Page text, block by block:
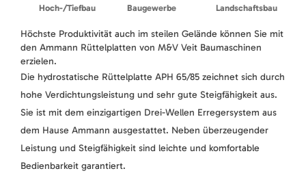
Hoch-/Tiefbau Baugewerbe Landschaftsbau
Höchste Produktivität auch im steilen Gelände können Sie mit
den Ammann Rüttelplatten von M&V Veit Baumaschinen
erzielen.
Die hydrostatische Rüttelplatte APH 65/85 zeichnet sich durch
hohe Verdichtungsleistung und sehr gute Steigfähigkeit aus.
Sie ist mit dem einzigartigen Drei-Wellen Erregersystem aus
dem Hause Ammann ausgestattet. Neben überzeugender
Leistung und Steigfähigkeit sind leichte und komfortable
Bedienbarkeit garantiert.